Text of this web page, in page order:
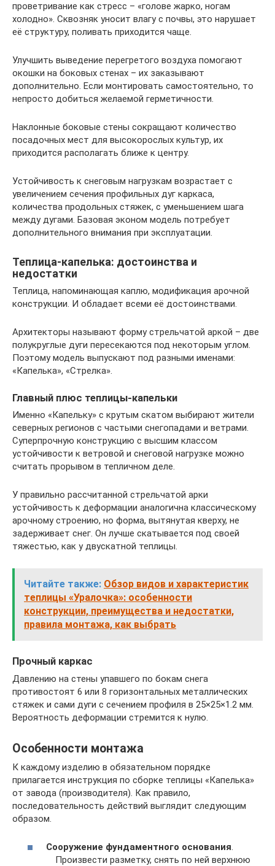
проветривание как стресс – «голове жарко, ногам
холодно». Сквозняк уносит влагу с почвы, это нарушает
её структуру, поливать приходится чаще.
Улучшить выведение перегретого воздуха помогают
окошки на боковых стенах – их заказывают
дополнительно. Если монтировать самостоятельно, то
непросто добиться желаемой герметичности.
Наклонные боковые стены сокращают количество
посадочных мест для высокорослых культур, их
приходится располагать ближе к центру.
Устойчивость к снеговым нагрузкам возрастает с
увеличением сечения профильных дуг каркаса,
количества продольных стяжек, с уменьшением шага
между дугами. Базовая эконом модель потребует
дополнительного внимания при эксплуатации.
Теплица-капелька: достоинства и
недостатки
Теплица, напоминающая каплю, модификация арочной
конструкции. И обладает всеми её достоинствами.
Архитекторы называют форму стрельчатой аркой – две
полукруглые дуги пересекаются под некоторым углом.
Поэтому модель выпускают под разными именами:
«Капелька», «Стрелка».
Главный плюс теплицы-капельки
Именно «Капельку» с крутым скатом выбирают жители
северных регионов с частыми снегопадами и ветрами.
Суперпрочную конструкцию с высшим классом
устойчивости к ветровой и снеговой нагрузке можно
считать прорывом в тепличном деле.
У правильно рассчитанной стрельчатой арки
устойчивость к деформации аналогична классическому
арочному строению, но форма, вытянутая кверху, не
задерживает снег. Он лучше скатывается под своей
тяжестью, как у двускатной теплицы.
Читайте также: Обзор видов и характеристик
теплицы «Уралочка»: особенности
конструкции, преимущества и недостатки,
правила монтажа, как выбрать
Прочный каркас
Давлению на стены упавшего по бокам снега
противостоят 6 или 8 горизонтальных металлических
стяжек и сами дуги с сечением профиля в 25×25×1.2 мм.
Вероятность деформации стремится к нулю.
Особенности монтажа
К каждому изделию в обязательном порядке
прилагается инструкция по сборке теплицы «Капелька»
от завода (производителя). Как правило,
последовательность действий выглядит следующим
образом.
Сооружение фундаментного основания.
Произвести разметку, снять по ней верхнюю